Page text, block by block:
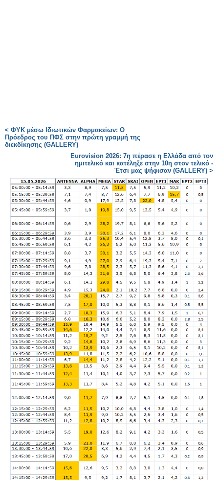
< ΦΥΚ μέσω Ιδιωτικών Φαρμακείων: Ο
Πρόεδρος του ΠΦΣ στην πρώτη γραμμή της
διεκδίκησης (GALLERY)
Eurovision 2026: 7η πέρασε η Ελλάδα από τον
ημιτελικό και κατέληξε στην 10η στον τελικό -
Έτσι μας ψήφισαν (GALLERY) >